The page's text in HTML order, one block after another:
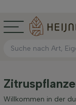
Willkommen in der